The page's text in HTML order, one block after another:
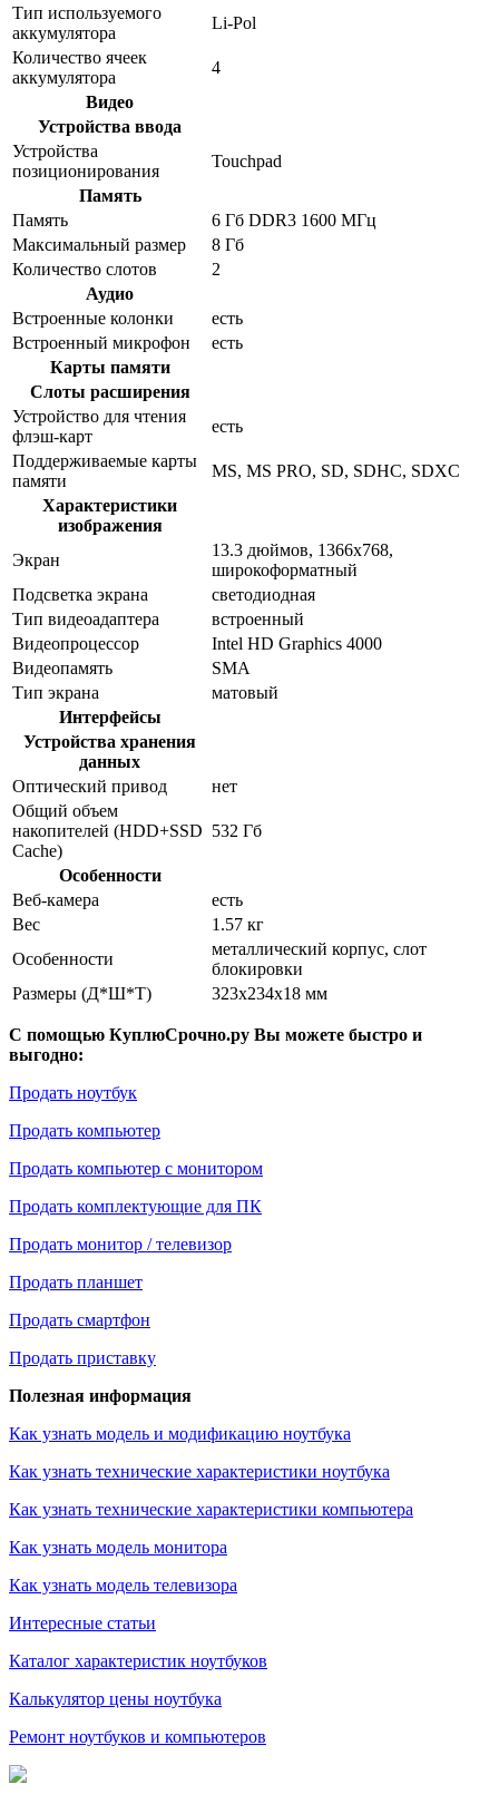
Тип используемого
аккумулятора
Li-Pol
Количество ячеек
аккумулятора
4
Видео
Устройства ввода
Устройства
позиционирования
Touchpad
Память
Память
6 Гб DDR3 1600 МГц
Максимальный размер
8 Гб
Количество слотов
2
Аудио
Встроенные колонки
есть
Встроенный микрофон
есть
Карты памяти
Слоты расширения
Устройство для чтения
флэш-карт
есть
Поддерживаемые карты
памяти
MS, MS PRO, SD, SDHC, SDXC
Характеристики
изображения
Экран
13.3 дюймов, 1366x768,
широкоформатный
Подсветка экрана
светодиодная
Тип видеоадаптера
встроенный
Видеопроцессор
Intel HD Graphics 4000
Видеопамять
SMA
Тип экрана
матовый
Интерфейсы
Устройства хранения
данных
Оптический привод
нет
Общий объем
накопителей (HDD+SSD
Cache)
532 Гб
Особенности
Веб-камера
есть
Вес
1.57 кг
Особенности
металлический корпус, слот
блокировки
Размеры (Д*Ш*Т)
323x234x18 мм
С помощью КуплюСрочно.ру Вы можете быстро и
выгодно:
Продать ноутбук
Продать компьютер
Продать компьютер с монитором
Продать комплектующие для ПК
Продать монитор / телевизор
Продать планшет
Продать смартфон
Продать приставку
Полезная информация
Как узнать модель и модификацию ноутбука
Как узнать технические характеристики ноутбука
Как узнать технические характеристики компьютера
Как узнать модель монитора
Как узнать модель телевизора
Интересные статьи
Каталог характеристик ноутбуков
Калькулятор цены ноутбука
Ремонт ноутбуков и компьютеров